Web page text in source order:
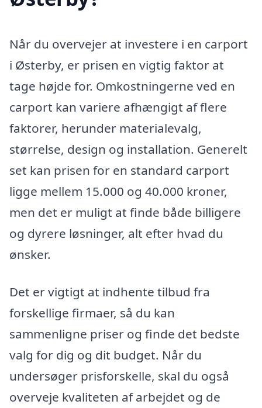
Når du overvejer at investere i en carport
i Østerby, er prisen en vigtig faktor at
tage højde for. Omkostningerne ved en
carport kan variere afhængigt af flere
faktorer, herunder materialevalg,
størrelse, design og installation. Generelt
set kan prisen for en standard carport
ligge mellem 15.000 og 40.000 kroner,
men det er muligt at finde både billigere
og dyrere løsninger, alt efter hvad du
ønsker.
Det er vigtigt at indhente tilbud fra
forskellige firmaer, så du kan
sammenligne priser og finde det bedste
valg for dig og dit budget. Når du
undersøger prisforskelle, skal du også
overveje kvaliteten af arbejdet og de